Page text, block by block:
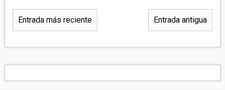
Entrada más reciente Entrada antigua